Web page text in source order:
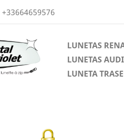
+33664659576
LUNETAS
LUNETAS
LUNETA